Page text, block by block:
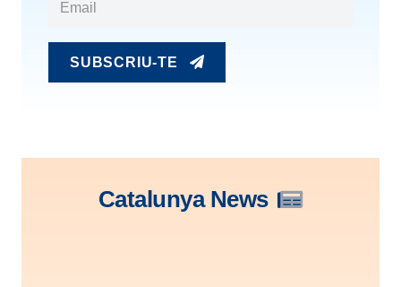
SUBSCRIU-TE
Catalunya News